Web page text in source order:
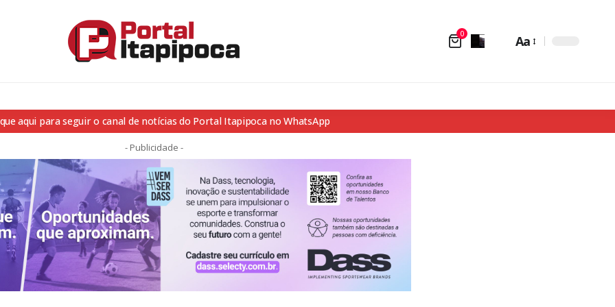
0 Aa
aqui para seguir o canal de notícias do Portal Itapipoca no WhatsApp
- Publicidade -